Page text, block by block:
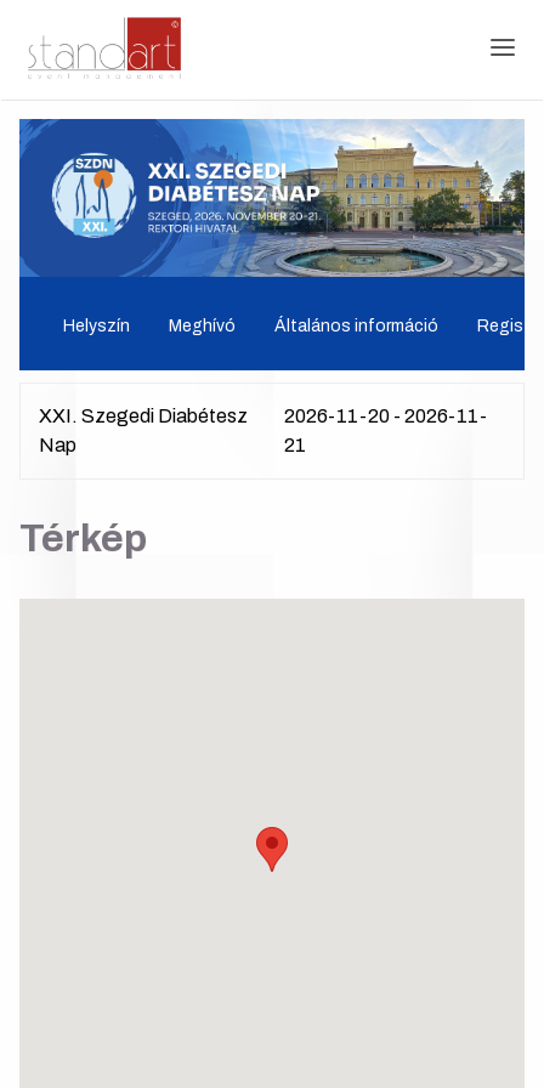
Helyszín Meghívó Általános információ
XXI. Szegedi Diabétesz
Nap
2026-11-20 - 2026-11-
21
Térkép